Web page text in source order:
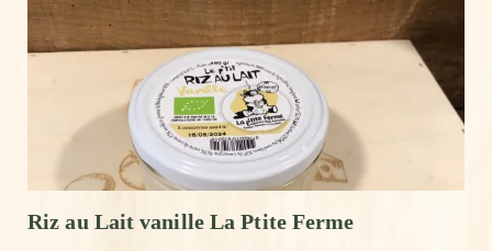
Riz au Lait vanille La Ptite Ferme